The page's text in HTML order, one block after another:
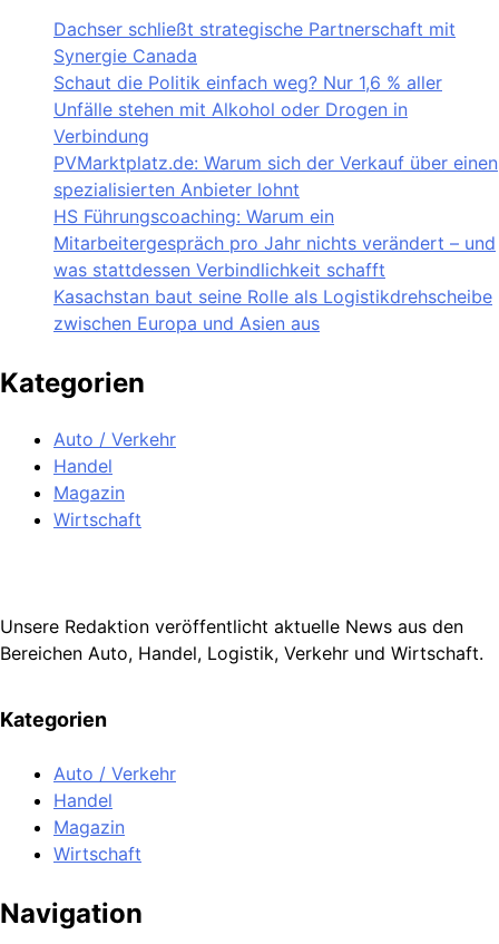
Dachser schließt strategische Partnerschaft mit
Synergie Canada
Schaut die Politik einfach weg? Nur 1,6 % aller
Unfälle stehen mit Alkohol oder Drogen in
Verbindung
PVMarktplatz.de: Warum sich der Verkauf über einen
spezialisierten Anbieter lohnt
HS Führungscoaching: Warum ein
Mitarbeitergespräch pro Jahr nichts verändert – und
was stattdessen Verbindlichkeit schafft
Kasachstan baut seine Rolle als Logistikdrehscheibe
zwischen Europa und Asien aus
Kategorien
Auto / Verkehr
Handel
Magazin
Wirtschaft
Unsere Redaktion veröffentlicht aktuelle News aus den
Bereichen Auto, Handel, Logistik, Verkehr und Wirtschaft.
Kategorien
Auto / Verkehr
Handel
Magazin
Wirtschaft
Navigation